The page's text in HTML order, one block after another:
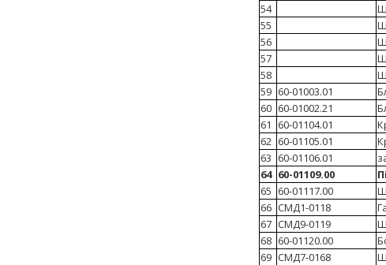
54
55
56
57
58
59 60-01003.01
60 60-01002.21
61
60-01104.01
62 60-01105.01
63 60-01106.01
64 60-01109.00
65 60-01117.00
66 СМД1-0118
67 СМД9-0119
68 60-01120.00
69 СМД7-0168